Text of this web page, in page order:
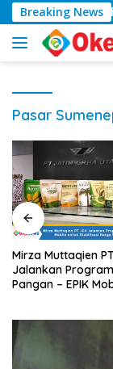
Langsung
ke
konten
Breaking News
Layanan
Pasar
Mirza Muttaqien
Jalankan
Pangan – EPIK